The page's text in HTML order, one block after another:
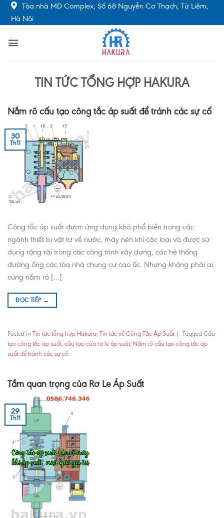
Skip
Tòa nhà MD Complex, Số 68 Nguyễn Cơ Thạch, Từ Liêm,
Hà Nội
TIN TỨC TỔNG HỢP HAKURA
Nắm rõ cấu tạo công tắc áp suất để tránh các sự cố
30
Th11
Công tắc áp suất được ứng dụng khá phổ biến trong các
ngành thiết bị vật tư về nước, máy nén khí các loại và được sử
dụng rộng rãi trong các công trình xây dựng, các hệ thống
đường ống các tòa nhà chung cư cao ốc. Nhưng không phải ai
cũng nắm rõ […]
ĐỌC TIẾP →
Posted in Tin tức tổng hợp Hakura, Tin tức về Công Tắc Áp Suất Tagged Cấu
tạo công tắc áp suất, cấu tạo của rơ le áp suât, Nắm rõ cấu tạo công tắc áp
suất để tránh các sự cố
Tầm quan trọng của Rơ Le Áp Suất
29
Th11